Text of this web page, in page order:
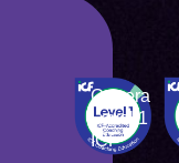
Carrera
Level 1
ICF